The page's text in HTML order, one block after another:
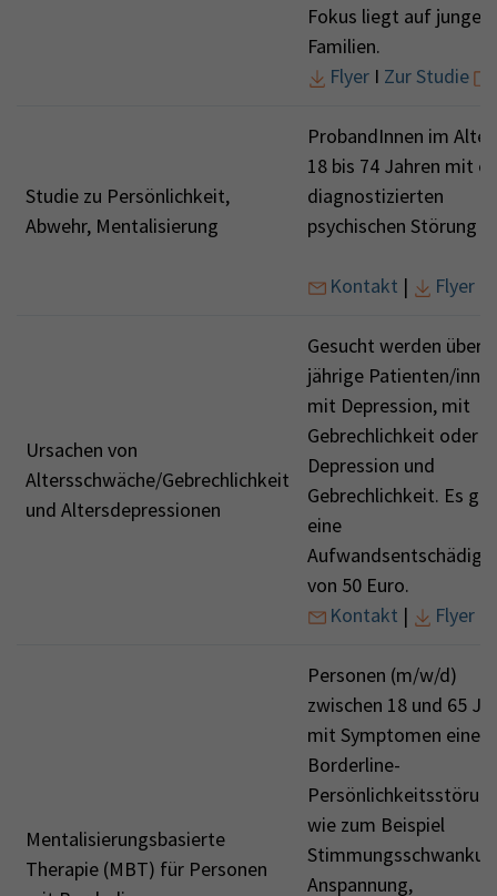
Fokus liegt auf jungen
Familien.
Flyer I Zur Studie
Studie zu Persönlichkeit,
Abwehr, Mentalisierung
ProbandInnen im
18 bis 74 Jahren mit
diagnostizierten
psychischen Störung
Kontakt | Flyer
Ursachen von
Altersschwäche/Gebrechlichkeit
und Altersdepressionen
Gesucht werden über
jährige Patienten/
mit Depression, mit
Gebrechlichkeit oder
Depression und
Gebrechlichkeit. Es
eine
von 50 Euro.
Kontakt | Flyer
Mentalisierungsbasierte
Therapie (MBT) für Personen
Personen (m/w/d)
zwischen 18 und 65
mit Symptomen einer
Borderline-
wie zum Beispiel
Anspannung,